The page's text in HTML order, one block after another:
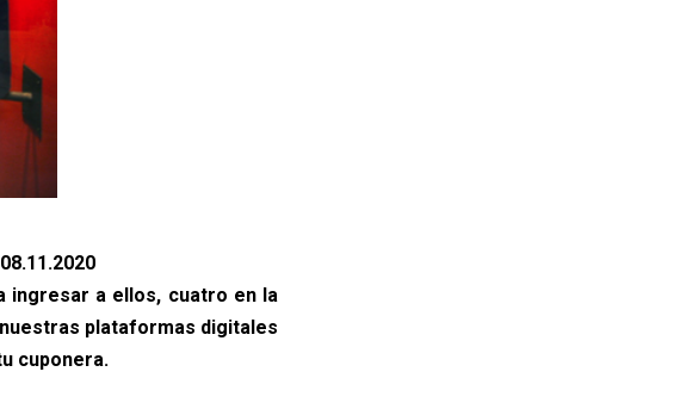
ingresar a ellos, cuatro en la
plataformas digitales
cuponera.